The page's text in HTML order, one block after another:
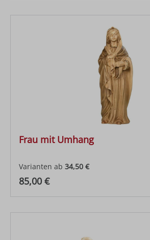
Frau mit Umhang
Varianten ab 34,50 €
Regulärer Preis:
85,00 €